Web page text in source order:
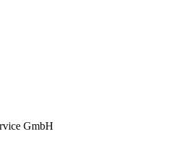
GmbH